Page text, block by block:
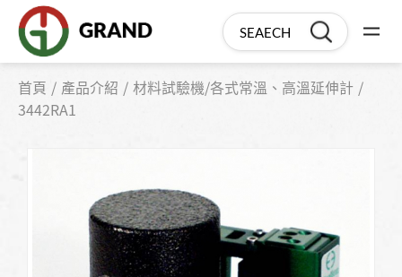
首頁 產品介紹
材料試驗機/各式常溫、高溫延伸計
3442RA1